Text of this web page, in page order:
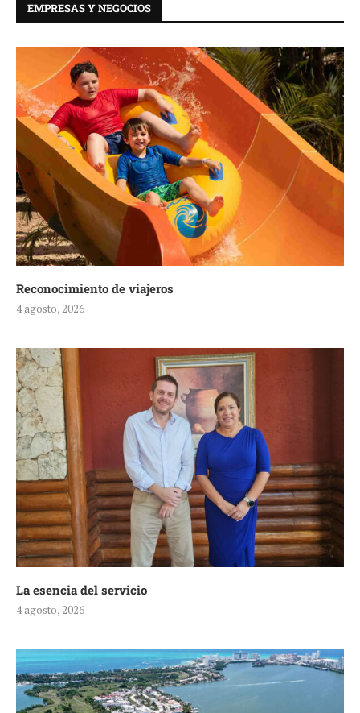
EMPRESAS Y NEGOCIOS
Reconocimiento de viajeros
4 agosto, 2026
La esencia del servicio
4 agosto, 2026